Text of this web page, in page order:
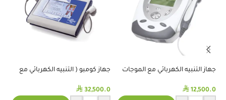
جهاز التنبيه الكهربائي مع الموجات
CHATTANOOGA
⃁ 12,500.0
جهاز كومبو ( التنبيه الكهربائي مع
⃁ 32,500.0